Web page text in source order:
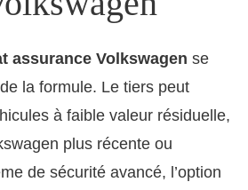
assurance Volkswagen se
la formule. Le tiers peut
à faible valeur résiduelle,
plus récente ou
de sécurité avancé, l’option